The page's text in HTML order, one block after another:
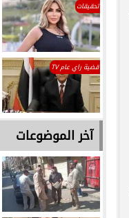
تحقيقات
قضية راي عام TV
آخر الموضوعات